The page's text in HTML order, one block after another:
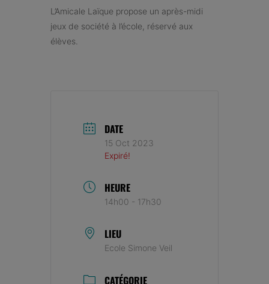
L’Amicale Laïque propose un après-midi
jeux de société à l’école, réservé aux
élèves.
DATE
15 Oct 2023
Expiré!
HEURE
14h00 - 17h30
LIEU
Ecole Simone Veil
CATÉGORIE